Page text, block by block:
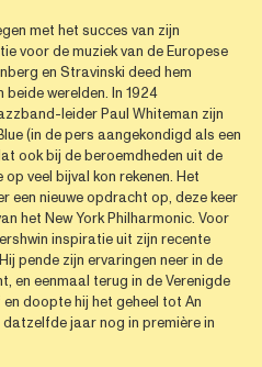
met het succes van zijn
voor de muziek van de Europese
en Stravinski deed hem
werelden. In 1924
leider Paul Whiteman zijn
(in de pers aangekondigd als een
ook bij de beroemdheden uit de
veel bijval kon rekenen. Het
een nieuwe opdracht op, deze keer
het New York Philharmonic. Voor
inspiratie uit zijn recente
pende zijn ervaringen neer in de
en eenmaal terug in de Verenigde
doopte hij het geheel tot An
jaar nog in première in